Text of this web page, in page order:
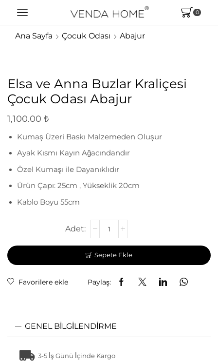
0
Ana Sayfa Çocuk Odası Abajur
Elsa ve Anna Buzlar Kraliçesi
Çocuk Odası Abajur
1,100.00 ₺
Kumaş Üzeri Baskı Malzemeden Oluşur
Ayak Kısmı Kayın Ağacındandır
Özel Kumaşı ile Dayanıklıdır
Ürün Çapı: 25cm , Yükseklik 20cm
Kablo Boyu 55cm
Sepete Ekle
Favorilere ekle Paylaş:
GENEL BILGILENDIRME
3-5 İş Günü İçinde Kargo